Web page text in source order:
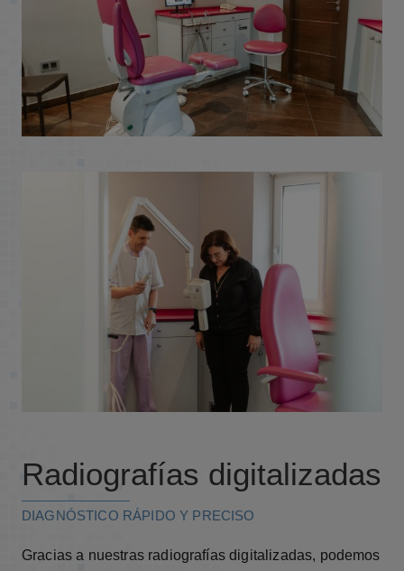
Radiografías digitalizadas
DIAGNÓSTICO RÁPIDO Y PRECISO
Gracias a nuestras radiografías digitalizadas, podemos